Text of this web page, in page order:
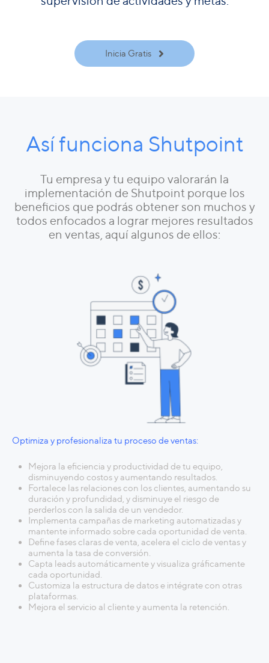
Inicia Gratis
Así funciona Shutpoint
Tu empresa y tu equipo valorarán la
implementación de Shutpoint porque los
beneficios que podrás obtener son muchos y
todos enfocados a lograr mejores resultados
en ventas, aquí algunos de ellos:
Optimiza y profesionaliza tu proceso de ventas:
Mejora la eficiencia y productividad de tu equipo,
disminuyendo costos y aumentando resultados.
Fortalece las relaciones con los clientes, aumentando su
duración y profundidad, y disminuye el riesgo de
perderlos con la salida de un vendedor.
Implementa campañas de marketing automatizadas y
mantente informado sobre cada oportunidad de venta.
Define fases claras de venta, acelera el ciclo de ventas y
aumenta la tasa de conversión.
Capta leads automáticamente y visualiza gráficamente
cada oportunidad.
Customiza la estructura de datos e intégrate con otras
plataformas.
Mejora el servicio al cliente y aumenta la retención.